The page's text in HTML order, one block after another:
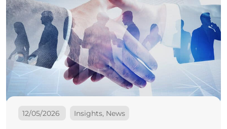
12/05/2026 Insights, News